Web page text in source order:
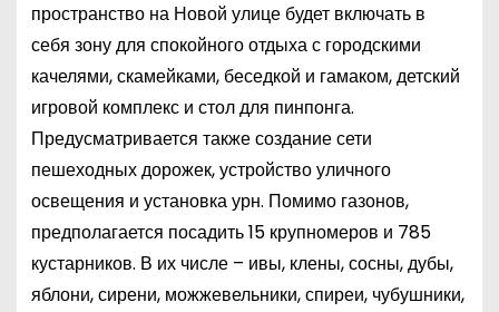
пространство на Новой улице будет включать в
себя зону для спокойного отдыха с городскими
качелями, скамейками, беседкой и гамаком, детский
игровой комплекс и стол для пинпонга.
Предусматривается также создание сети
пешеходных дорожек, устройство уличного
освещения и установка урн. Помимо газонов,
предполагается посадить 15 крупномеров и 785
кустарников. В их числе – ивы, клены, сосны, дубы,
яблони, сирени, можжевельники, спиреи, чубушники,